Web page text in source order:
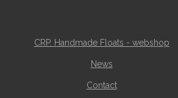
CRP. Handmade Floats - webshop
News
Contact